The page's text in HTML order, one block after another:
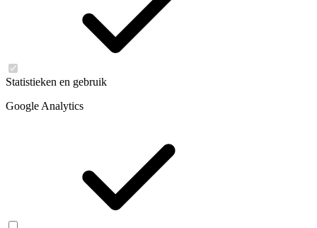
Statistieken en gebruik
Google Analytics